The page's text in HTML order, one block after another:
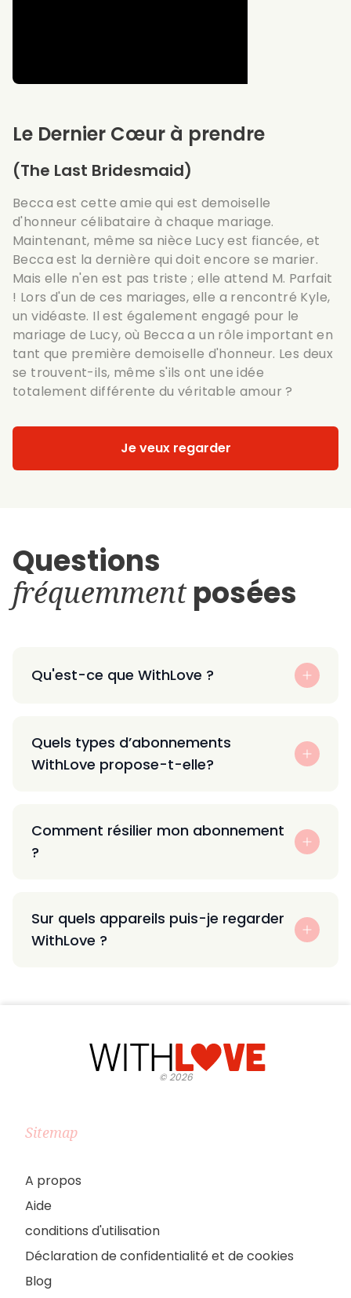
Le Dernier Cœur à prendre
(The Last Bridesmaid)
Becca est cette amie qui est demoiselle
d'honneur célibataire à chaque mariage.
Maintenant, même sa nièce Lucy est fiancée, et
Becca est la dernière qui doit encore se marier.
Mais elle n'en est pas triste ; elle attend M. Parfait
! Lors d'un de ces mariages, elle a rencontré Kyle,
un vidéaste. Il est également engagé pour le
mariage de Lucy, où Becca a un rôle important en
tant que première demoiselle d'honneur. Les deux
se trouvent-ils, même s'ils ont une idée
totalement différente du véritable amour ?
Je veux regarder
Questions
fréquemmentposées
Qu'est-ce que WithLove ?
Quels types d’abonnements
WithLove propose-t-elle?
Comment résilier mon abonnement
?
Sur quels appareils puis-je regarder
WithLove ?
©2026
Sitemap
A propos
Aide
conditions d'utilisation
Déclaration de confidentialité et de cookies
Blog